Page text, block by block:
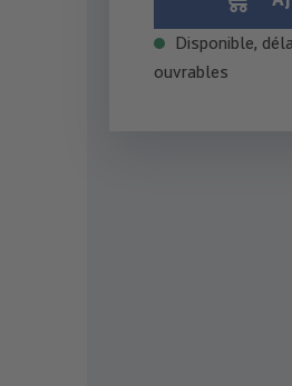
Disponible,
ouvrables